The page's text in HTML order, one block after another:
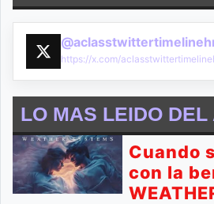
https://x.com/
LO MAS LEIDO DEL
Cuando
con la